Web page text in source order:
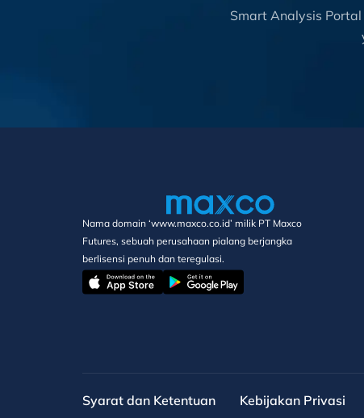
Smart Analysis
Nama domain ‘www.maxco.co.id’ milik PT Maxco
Futures, sebuah perusahaan pialang berjangka
berlisensi penuh dan teregulasi.
Syarat dan Ketentuan Kebijakan Privasi